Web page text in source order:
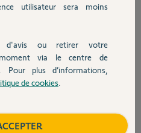
bien du visiophone, je vous invite à
V100.
pour faire des essais.
visiophone est défectueux.
d'un an
utilisateur sera moins
d'avis ou retirer votre
via le centre de
Pour plus d’informations,
de cookies